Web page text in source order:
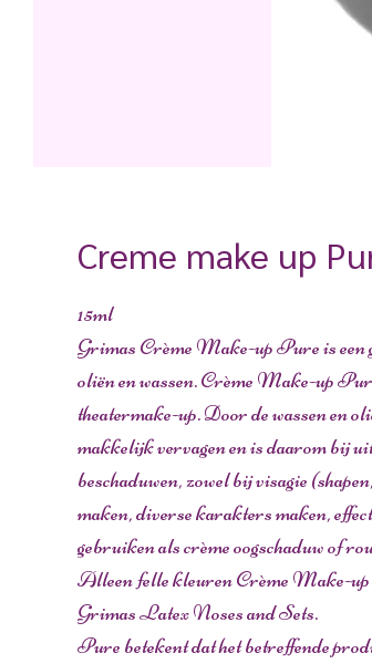
Creme make up
15ml
Grimas Crème Make-up Pure is een
oliën en wassen. Crème Make-up
theatermake-up. Door de wassen en
makkelijk vervagen en is daarom bij
beschaduwen, zowel bij visagie
maken, diverse karakters maken,
gebruiken als crème oogschaduw of
Alleen felle kleuren Crème Make-up
Grimas Latex Noses and Sets.
Pure betekent dat het betreffende